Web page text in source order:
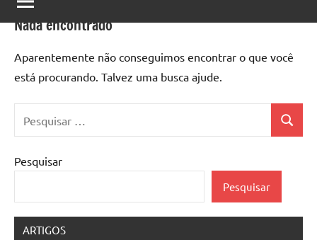
Nada encontrado
Aparentemente não conseguimos encontrar o que você
está procurando. Talvez uma busca ajude.
por:
Pesquisar
Pesquisar
ARTIGOS